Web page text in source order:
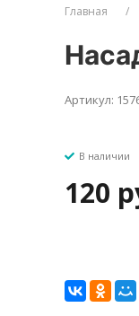
Главная
Артикул:
В наличии
120